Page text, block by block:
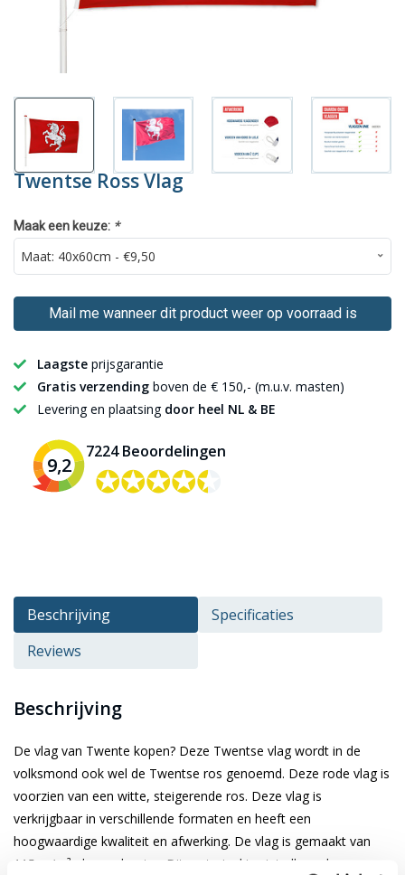
Twentse Ross Vlag
Maak een keuze: *
Mail me wanneer dit product weer op voorraad is
Laagste prijsgarantie
Gratis verzending boven de € 150,- (m.u.v. masten)
Levering en plaatsing door heel NL & BE
9,2
7224 Beoordelingen
✪✪✪✪✪
✪✪✪✪✪
Beschrijving
Specificaties
Reviews
Beschrijving
De vlag van Twente kopen? Deze Twentse vlag wordt in de
volksmond ook wel de Twentse ros genoemd. Deze rode vlag is
voorzien van een witte, steigerende ros. Deze vlag is
verkrijgbaar in verschillende formaten en heeft een
hoogwaardige kwaliteit en afwerking. De vlag is gemaakt van
115 gr/m² glanspolyester. Dit materiaal is niet alleen duurzaam,